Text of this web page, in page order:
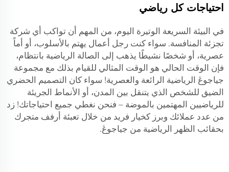
احتياجات كل رياضي
في البيئة السريعة الوتيرة اليوم، من المهم أن تواكب أي شركة
تجزئة المنافسة. سواء كنت رجل أعمال يهتم بالأسلوب، أو أماً
عصرية، أو شخصًا نشيطًا يذهب إلى الصالة الرياضية بانتظام،
فإن الوقت الحالي هو الوقت المثالي للقيام بذلك مع مجموعة
جياجوڠ الرياضية الرائعة والعصرية! سواء كان التصميم الحضري
الضيق للشخص الذي يتنقل بين المدن، أو الأنماط الجريئة
للرياضيين المهتمين بالموضة – فنحن نغطي جميع احتياجاتك! زد
من عدد عملائك وبرز كخيار فريد من خلال تعبئة أرفف متجرك
بحقائب الظهر الرياضية من جياجوڠ.